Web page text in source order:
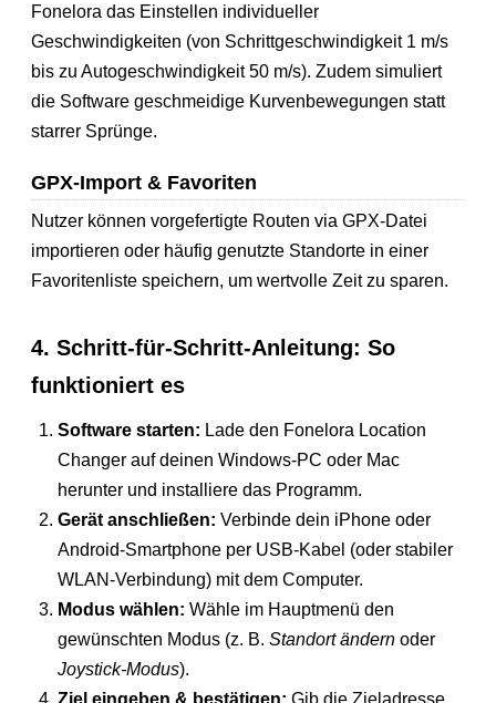
Fonelora das Einstellen individueller
Geschwindigkeiten (von Schrittgeschwindigkeit 1 m/s
bis zu Autogeschwindigkeit 50 m/s). Zudem simuliert
die Software geschmeidige Kurvenbewegungen statt
starrer Sprünge.
GPX-Import & Favoriten
Nutzer können vorgefertigte Routen via GPX-Datei
importieren oder häufig genutzte Standorte in einer
Favoritenliste speichern, um wertvolle Zeit zu sparen.
4. Schritt-für-Schritt-Anleitung: So
funktioniert es
Software starten: Lade den Fonelora Location
Changer auf deinen Windows-PC oder Mac
herunter und installiere das Programm.
Gerät anschließen: Verbinde dein iPhone oder
Android-Smartphone per USB-Kabel (oder stabiler
WLAN-Verbindung) mit dem Computer.
Modus wählen: Wähle im Hauptmenü den
gewünschten Modus (z. B.Standort ändern oder
Joystick-Modus).